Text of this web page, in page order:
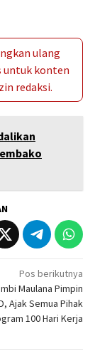
ulang
untuk konten
redaksi.
Pos berikutnya
Maulana Pimpin
Ajak Semua Pihak
100 Hari Kerja